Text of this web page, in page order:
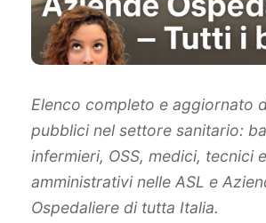
Elenco completo e aggiornato
pubblici nel settore sanitario:
infermieri, OSS, medici, tecnici e
amministrativi nelle ASL e
Ospedaliere di tutta Italia.